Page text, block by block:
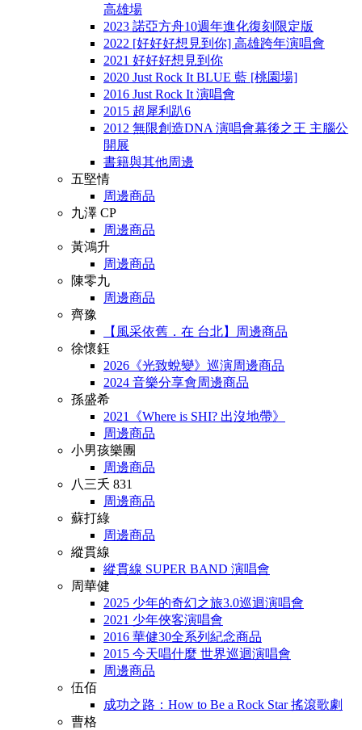
高雄場
2023 諾亞方舟10週年進化復刻限定版
2022 [好好好想見到你] 高雄跨年演唱會
2021 好好好想見到你
2020 Just Rock It BLUE 藍 [桃園場]
2016 Just Rock It 演唱會
2015 超犀利趴6
2012 無限創造DNA 演唱會幕後之王 主腦公
開展
書籍與其他周邊
五堅情
周邊商品
九澤 CP
周邊商品
黃鴻升
周邊商品
陳零九
周邊商品
齊豫
【風采依舊．在 台北】周邊商品
徐懷鈺
2026《光致蛻變》巡演周邊商品
2024 音樂分享會周邊商品
孫盛希
2021《Where is SHI? 出沒地帶》
周邊商品
小男孩樂團
周邊商品
八三夭 831
周邊商品
蘇打綠
周邊商品
縱貫線
縱貫線 SUPER BAND 演唱會
周華健
2025 少年的奇幻之旅3.0巡迴演唱會
2021 少年俠客演唱會
2016 華健30全系列紀念商品
2015 今天唱什麼 世界巡迴演唱會
周邊商品
伍佰
成功之路：How to Be a Rock Star 搖滾歌劇
曹格